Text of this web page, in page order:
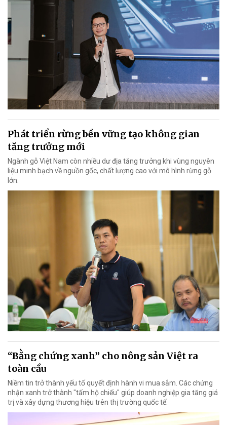
Phát triển rừng bền vững tạo không gian
tăng trưởng mới
Ngành gỗ Việt Nam còn nhiều dư địa tăng trưởng khi vùng nguyên
liệu minh bạch về nguồn gốc, chất lượng cao với mô hình rừng gỗ
lớn.
“Bằng chứng xanh” cho nông sản Việt ra
toàn cầu
Niềm tin trở thành yếu tố quyết định hành vi mua sắm. Các chứng
nhận xanh trở thành "tấm hộ chiếu" giúp doanh nghiệp gia tăng giá
trị và xây dựng thương hiệu trên thị trường quốc tế.